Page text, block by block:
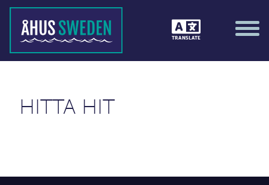
TRANSLATE
Föreläsning
Mathögtider
HITTA HIT